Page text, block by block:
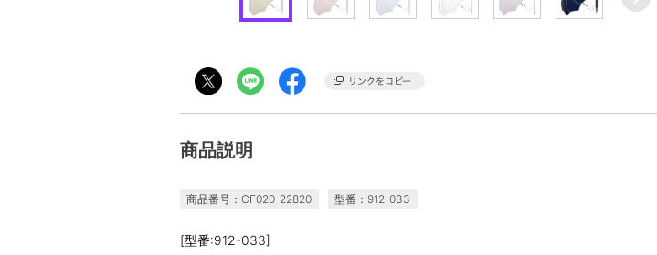
商品説明
商品番号：CF020-22820 型番：912-033
[型番:912-033]